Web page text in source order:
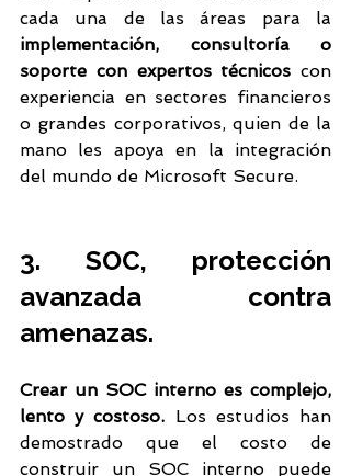
implementación, consultoría o
soporte con expertos técnicos con
experiencia en sectores financieros
o grandes corporativos, quien de la
mano les apoya en la integración
del mundo de Microsoft Secure.
3. SOC, protección
avanzada contra
amenazas.
Crear un SOC interno es complejo,
lento y costoso. Los estudios han
demostrado que el costo de
construir un SOC interno puede